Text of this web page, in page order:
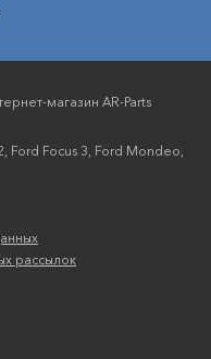
магазин AR-Parts
Ford Focus 3, Ford Mondeo,
рассылок